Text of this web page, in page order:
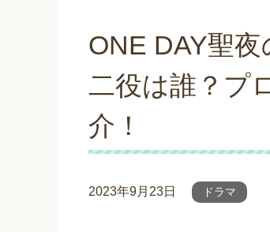
ONE DAY聖
二役は誰？プ
介！
2023年9月23日 ドラマ